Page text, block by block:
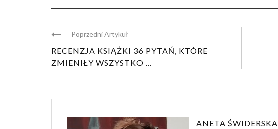
Poprzedni Artykuł
RECENZJA KSIĄŻKI 36 PYTAŃ, KTÓRE
ZMIENIŁY WSZYSTKO ...
ANETA ŚWIDERSKA